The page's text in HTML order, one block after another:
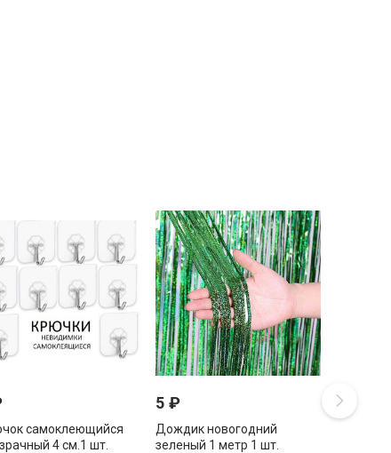
самоклеющийся
4 см.1 шт.
5 ₽
Дождик новогодний
зеленый 1 метр 1 шт.